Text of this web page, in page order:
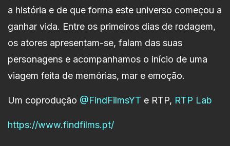
a história e de que forma este universo começou a
ganhar vida. Entre os primeiros dias de rodagem,
os atores apresentam-se, falam das suas
personagens e acompanhamos o início de uma
viagem feita de memórias, mar e emoção.
Um coprodução @FindFilmsYT e RTP, RTP Lab
https://www.findfilms.pt/